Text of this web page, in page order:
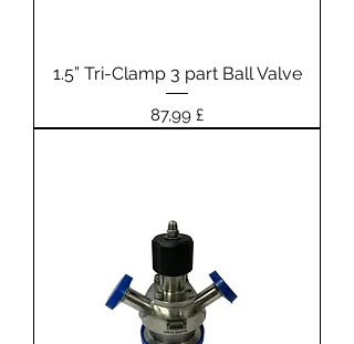
1.5” Tri-Clamp 3 part Ball Valve
Prezzo
87,99 £